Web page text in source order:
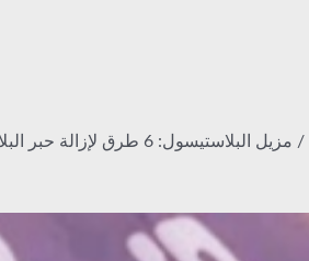
/ مزيل البلاستيسول: 6 طرق لإزالة حبر البلاستيسول